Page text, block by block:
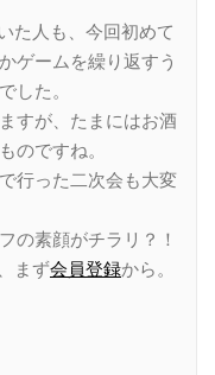
た人も、今回初めて
ゲームを繰り返すう
した。
すが、たまにはお酒
のですね。
行った二次会も大変
の素顔がチラリ？！
まず会員登録から。